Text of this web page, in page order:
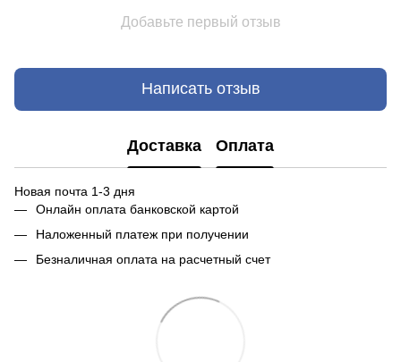
Добавьте первый отзыв
Написать отзыв
Доставка Оплата
Новая почта 1-3 дня
Онлайн оплата банковской картой
Наложенный платеж при получении
Безналичная оплата на расчетный счет